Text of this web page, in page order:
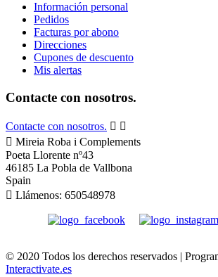
Información personal
Pedidos
Facturas por abono
Direcciones
Cupones de descuento
Mis alertas
Contacte con nosotros.
Contacte con nosotros.  
 Mireia Roba i Complements
Poeta Llorente nº43
46185 La Pobla de Vallbona
Spain
 Llámenos: 650548978
© 2020 Todos los derechos reservados |
Interactivate.es